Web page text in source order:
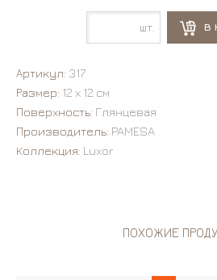
шт. В
Артикул: 317
Размер: 12 х 12 см
Поверхность: Глянцевая
Производитель: PAMESA
Коллекция: Luxor
ПОХОЖИЕ